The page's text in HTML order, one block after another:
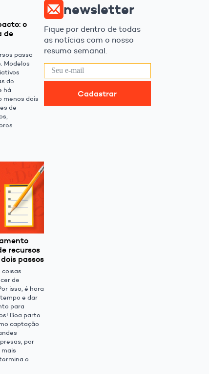
o
de
passa
Modelos
de
há
menos dois
de
recursos
passos
coisas
de
isso, é hora
e dar
para
Boa parte
captação
por
o
newsletter
Fique por dentro de todas
as notícias com o nosso
resumo semanal.
Cadastrar